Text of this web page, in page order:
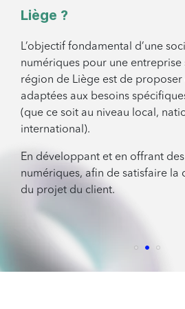
Liège ?
L’objectif fondamental d’une
numériques pour une entreprise
région de Liège est de proposer
adaptées aux besoins
(que ce soit au niveau local,
international).
En développant et en offrant
numériques, afin de satisfaire la
du projet du client.